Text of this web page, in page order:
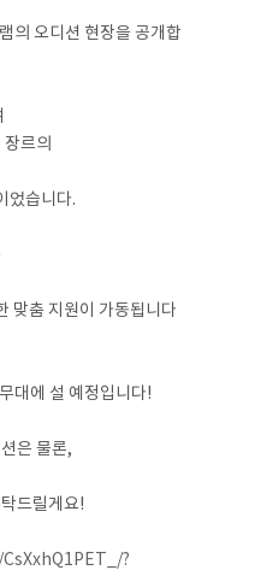
의 오디션 현장을 공개합
르의
었습니다.
맞춤 지원이 가동됩니다
대에 설 예정입니다!
은 물론,
드릴게요!
?